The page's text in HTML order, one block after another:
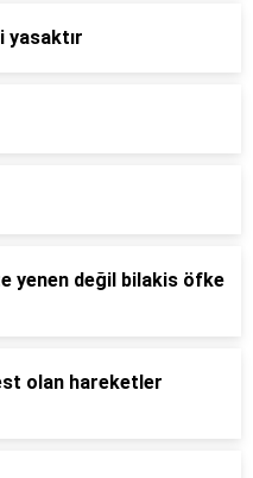
yasaktır
yenen değil bilakis öfke
olan hareketler